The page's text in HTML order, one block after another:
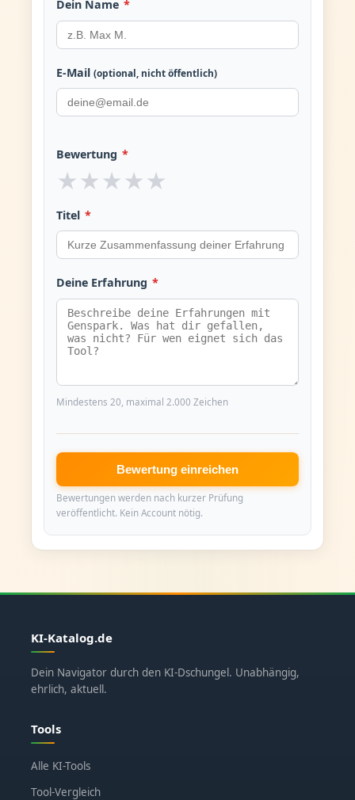
Dein Name *
E-Mail (optional, nicht öffentlich)
Bewertung *
★ ★ ★ ★ ★
Titel *
Deine Erfahrung *
Mindestens 20, maximal 2.000 Zeichen
Bewertung einreichen
Bewertungen werden nach kurzer Prüfung
veröffentlicht. Kein Account nötig.
KI-Katalog.de
Dein Navigator durch den KI-Dschungel. Unabhängig,
ehrlich, aktuell.
Tools
Alle KI-Tools
Tool-Vergleich